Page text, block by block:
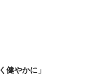
健やかに」